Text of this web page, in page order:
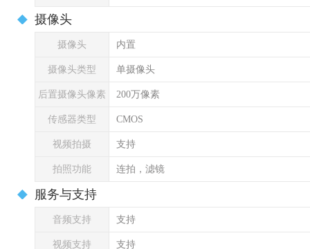
摄像头
摄像头 内置
摄像头类型 单摄像头
后置摄像头像素 200万像素
传感器类型 CMOS
视频拍摄 支持
拍照功能 连拍，滤镜
服务与支持
音频支持 支持
视频支持 支持